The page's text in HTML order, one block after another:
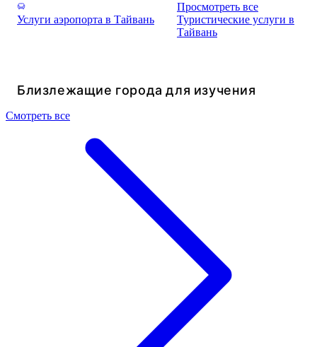
Услуги аэропорта в Тайвань
Просмотреть все
Туристические услуги в
Тайвань
Близлежащие города для изучения
Смотреть все